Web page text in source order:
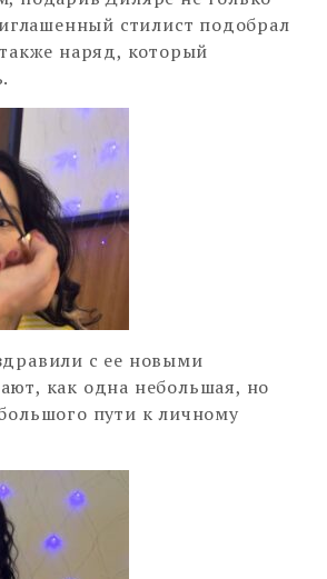
стилист подобрал
наряд, который
с ее новыми
как одна небольшая, но
пути к личному